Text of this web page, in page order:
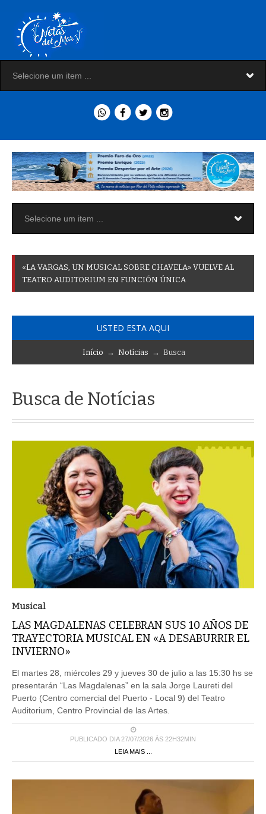
«LA VARGAS UN MUSICAL SOBRE CHAVELA» VUELVE AL
TEATRO AUDITORIUM EN FUNCIÓN ÚNICA
USTED ESTA AQUI
Início → Notícias → Busca
Busca de Notícias
Musical
LAS MAGDALENAS CELEBRAN SUS 10 AÑOS DE
TRAYECTORIA MUSICAL EN «A DESABURRIR EL
INVIERNO»
El martes 28, miércoles 29 y jueves 30 de julio a las 15:30 hs se
presentarán “Las Magdalenas” en la sala Jorge Laureti del
Puerto (Centro comercial del Puerto - Local 9) del Teatro
Auditorium, Centro Provincial de las Artes.
PUBLICADO DIA 27/07/2026 ÀS 22H32MIN
LEIA MAIS ...